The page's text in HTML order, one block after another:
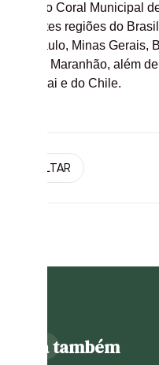
Além do Coral Municipal
diferentes regiões do
São Paulo, Minas Gerais,
Norte e Maranhão, além
Paraguai e do Chile.
VOLTAR
Leia também